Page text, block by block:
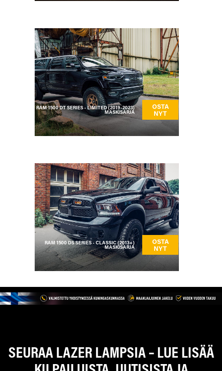
RAM 1500 DT SERIES - LIMITED (2019-2023)
MASKISARJA
OSTA
NYT
RAM 1500 DS SERIES - CLASSIC (2013+)
MASKISARJA
OSTA
NYT
SEURAA LAZER LAMPSIA – LUE LISÄÄ